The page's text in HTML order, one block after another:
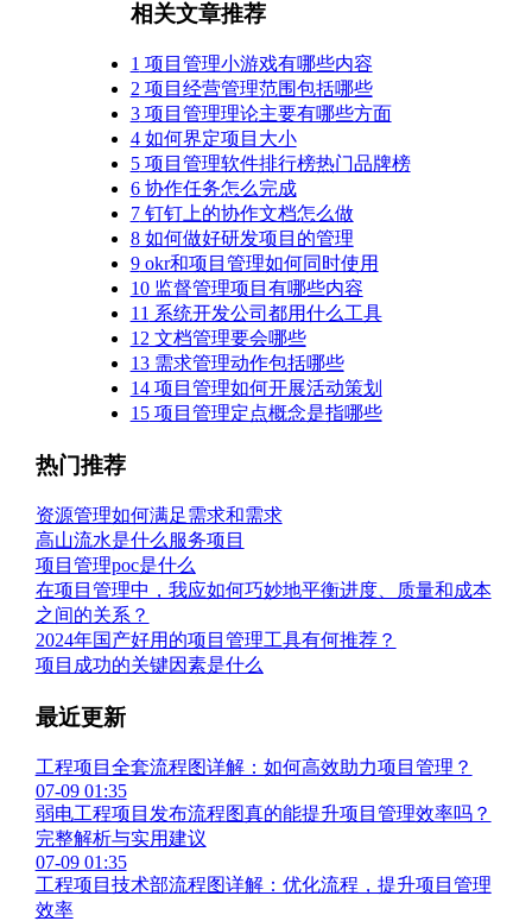
相关文章推荐
1 项目管理小游戏有哪些内容
2 项目经营管理范围包括哪些
3项目管理理论主要有哪些方面
4如何界定项目大小
5项目管理软件排行榜热门品牌榜
6协作任务怎么完成
7钉钉上的协作文档怎么做
8如何做好研发项目的管理
9okr和项目管理如何同时使用
10监督管理项目有哪些内容
11 系统开发公司都用什么工具
12 文档管理要会哪些
13需求管理动作包括哪些
14项目管理如何开展活动策划
15项目管理定点概念是指哪些
热门推荐
资源管理如何满足需求和需求
高山流水是什么服务项目
项目管理poc是什么
在项目管理中，我应如何巧妙地平衡进度、质量和成本
之间的关系？
2024年国产好用的项目管理工具有何推荐？
项目成功的关键因素是什么
最近更新
工程项目全套流程图详解：如何高效助力项目管理？
07-09 01:35
弱电工程项目发布流程图真的能提升项目管理效率吗？
完整解析与实用建议
07-09 01:35
工程项目技术部流程图详解：优化流程，提升项目管理
效率